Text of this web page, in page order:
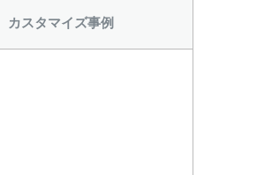
カスタマイズ事例